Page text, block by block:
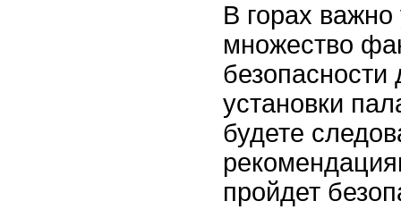
В горах важно
множество
безопасности
установки
будете
пройдет